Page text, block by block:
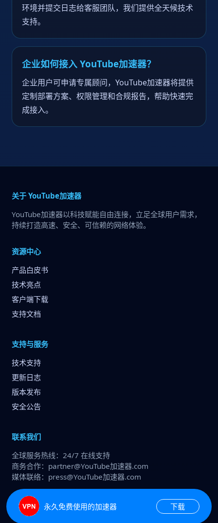
环境并提交日志给客服团队，我们提供全天候技术
支持。
企业如何接入 YouTube加速器？
企业用户可申请专属顾问，YouTube加速器将提供
定制部署方案、权限管理和合规报告，帮助快速完
成接入。
关于 YouTube加速器
YouTube加速器以科技赋能自由连接，立足全球用户需求，
持续打造高速、安全、可信赖的网络体验。
资源中心
产品白皮书
技术亮点
客户端下载
支持文档
支持与服务
技术支持
更新日志
版本发布
安全公告
联系我们
全球服务热线：24/7 在线支持
商务合作：partner@YouTube加速器.com
媒体联络：press@YouTube加速器.com
© YouTube加速器 保留所有权利
永久免费使用的加速器 下载